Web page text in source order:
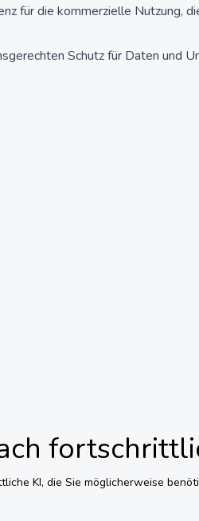
für die kommerzielle Nutzung,
Schutz für Daten und
KI, die Sie möglicherweise